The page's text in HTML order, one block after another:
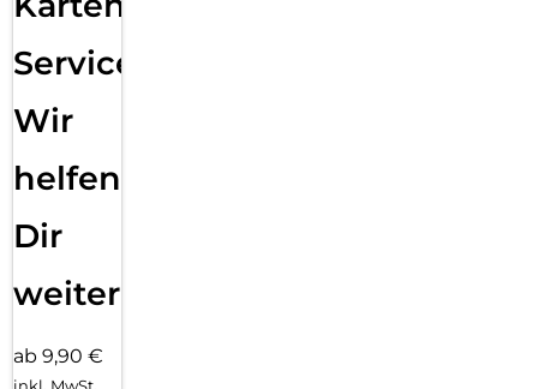
Service:
Wir
helfen
Dir
weiter
ab 9,90 €
inkl. MwSt.